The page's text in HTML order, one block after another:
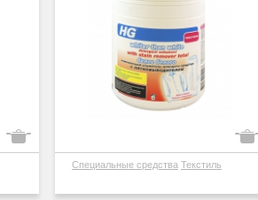
Специальные средства Текстиль